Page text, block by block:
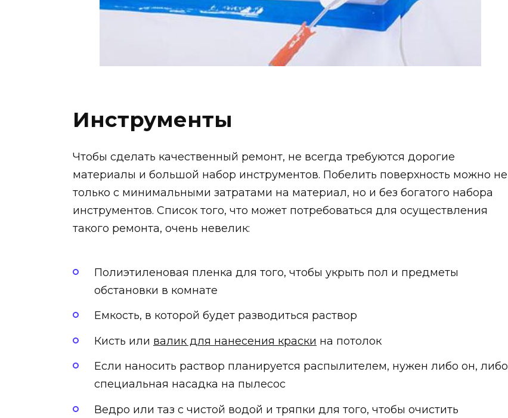
Инструменты
Чтобы сделать качественный ремонт, не всегда требуются дорогие
материалы и большой набор инструментов. Побелить поверхность можно не
только с минимальными затратами на материал, но и без богатого набора
инструментов. Список того, что может потребоваться для осуществления
такого ремонта, очень невелик:
Полиэтиленовая пленка для того, чтобы укрыть пол и предметы
обстановки в комнате
Емкость, в которой будет разводиться раствор
Кисть или валик для нанесения краски на потолок
Если наносить раствор планируется распылителем, нужен либо он, либо
специальная насадка на пылесос
Ведро или таз с чистой водой и тряпки для того, чтобы очистить